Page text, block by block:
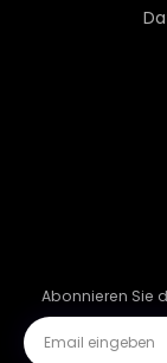
Abonnieren Sie